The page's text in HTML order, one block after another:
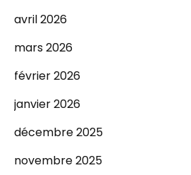
avril 2026
mars 2026
février 2026
janvier 2026
décembre 2025
novembre 2025